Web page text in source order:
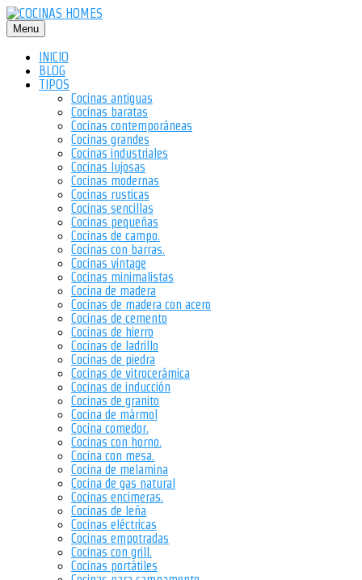
Saltar
al
contenido
Menu
INICIO
BLOG
TIPOS
Cocinas antiguas
Cocinas baratas
Cocinas contemporáneas
Cocinas grandes
Cocinas industriales
Cocinas lujosas
Cocinas modernas
Cocinas rusticas
Cocinas sencillas
Cocinas pequeñas
Cocinas de campo.
Cocinas con barras.
Cocinas vintage
Cocinas minimalistas
Cocina de madera
Cocinas de madera con acero
Cocinas de cemento
Cocinas de hierro
Cocinas de ladrillo
Cocinas de piedra
Cocinas de vitrocerámica
Cocinas de inducción
Cocinas de granito
Cocina de mármol
Cocina comedor.
Cocinas con horno.
Cocina con mesa.
Cocina de melamina
Cocina de gas natural
Cocinas encimeras.
Cocinas de leña
Cocinas eléctricas
Cocinas empotradas
Cocinas con grill.
Cocinas portátiles